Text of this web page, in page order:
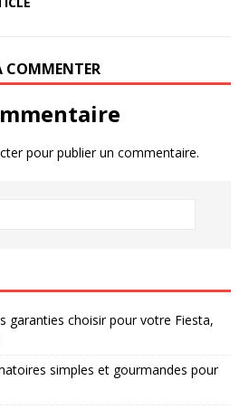
COMMENTER
pour publier un commentaire.
garanties choisir pour votre Fiesta,
simples et gourmandes pour